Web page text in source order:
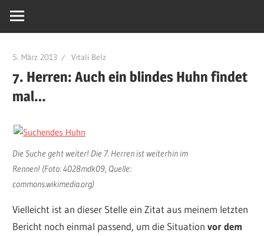
5. März 2013 Vitali Belz
7. Herren: Auch ein blindes Huhn findet
mal…
Die Suche geht weiter! Die 7. Herren ist weiterhin im
Rennen! (Foto: 4028mdk09, Quelle:
commons.wikimedia.org)
Vielleicht ist an dieser Stelle ein Zitat aus meinem letzten
Bericht noch einmal passend, um die Situation vor dem